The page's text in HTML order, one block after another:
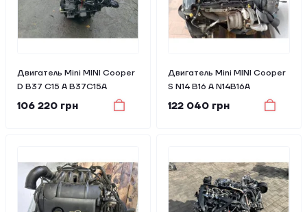
Двигатель Mini MINI Cooper
D B37 C15 A B37C15A
106 220 грн
Двигатель Mini MINI Cooper
S N14 B16 A N14B16A
122 040 грн